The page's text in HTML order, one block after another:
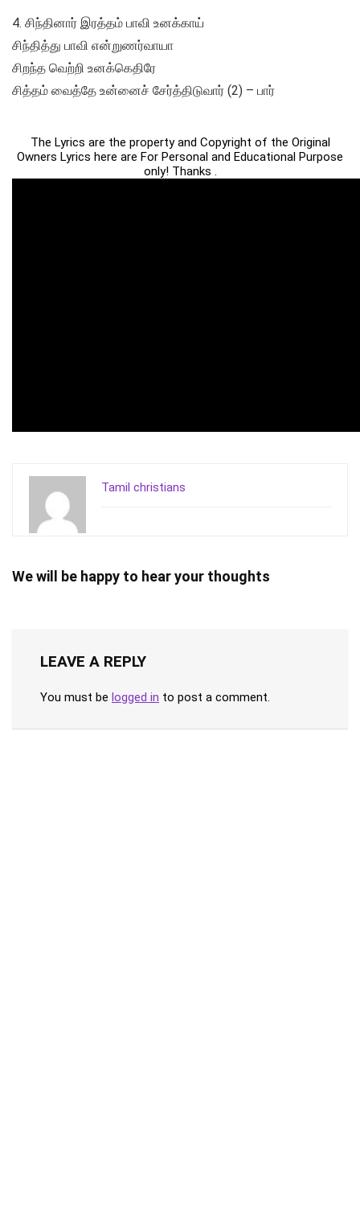
4. சிந்தினார் இரத்தம் பாவி உனக்காய்
சிந்தித்து பாவி என்றுணர்வாயா
சிறந்த வெற்றி உனக்கெதிரே
சித்தம் வைத்தே உன்னைச் சேர்த்திடுவார் (2) – பார்
The Lyrics are the property and Copyright of the Original
Owners Lyrics here are For Personal and Educational Purpose
only! Thanks .
Tamil christians
We will be happy to hear your thoughts
LEAVE A REPLY
You must be logged in to post a comment.